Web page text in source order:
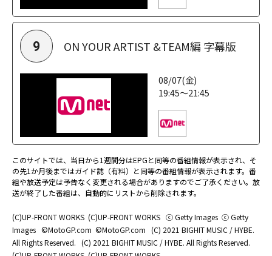
9 ON YOUR ARTIST &TEAM編 字幕版
08/07(金)
19:45～21:45
このサイトでは、当日から1週間分はEPGと同等の番組情報が表示され、そ
の先1か月後まではガイド誌（有料）と同等の番組情報が表示されます。番
組や放送予定は予告なく変更される場合がありますのでご了承ください。放
送が終了した番組は、自動的にリストから削除されます。
(C)UP-FRONT WORKS (C)UP-FRONT WORKS ⓒ Getty Images ⓒ Getty
Images ©MotoGP.com ©MotoGP.com (C) 2021 BIGHIT MUSIC / HYBE.
All Rights Reserved. (C) 2021 BIGHIT MUSIC / HYBE. All Rights Reserved.